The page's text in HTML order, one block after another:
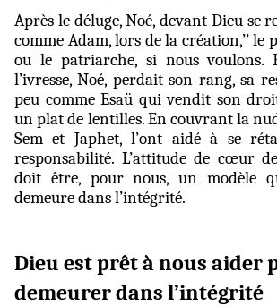
Après le déluge, Noé, devant Dieu se
comme Adam, lors de la création,’’ le
ou le patriarche, si nous
l’ivresse, Noé, perdait son rang, sa
peu comme Esaü qui vendit son
un plat de lentilles. En couvrant la
Sem et Japhet, l’ont aidé à se
responsabilité. L’attitude de cœur
doit être, pour nous, un modèle
demeure dans l’intégrité.
Dieu est prêt à nous aider
demeurer dans l’intégrité